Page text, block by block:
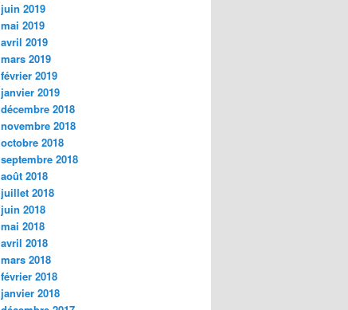
juin 2019
mai 2019
avril 2019
mars 2019
février 2019
janvier 2019
décembre 2018
novembre 2018
octobre 2018
septembre 2018
août 2018
juillet 2018
juin 2018
mai 2018
avril 2018
mars 2018
février 2018
janvier 2018